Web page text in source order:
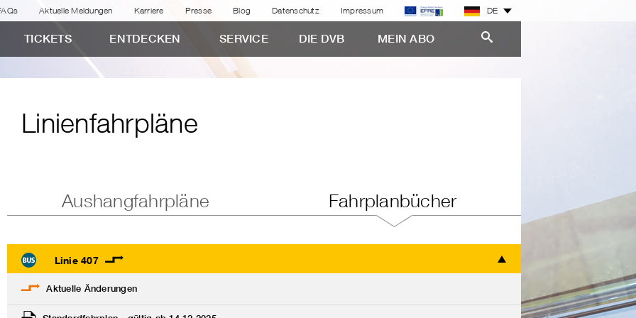
Aktuelle Meldungen Karriere Presse Blog Datenschutz Impressum DE
TICKETS ENTDECKEN SERVICE DIE DVB MEIN ABO
Linienfahrpläne
Aushangfahrpläne Fahrplanbücher
Linie 407
Aktuelle Änderungen